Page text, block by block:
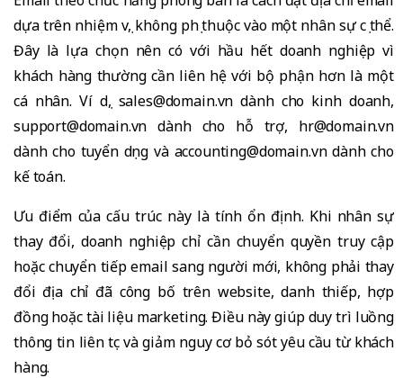
dựa trên nhiệm vụ, không phụ thuộc vào một nhân sự cụ thể.
Đây là lựa chọn nên có với hầu hết doanh nghiệp vì
khách hàng thường cần liên hệ với bộ phận hơn là một
cá nhân. Ví dụ, sales@domain.vn dành cho kinh doanh,
support@domain.vn dành cho hỗ trợ, hr@domain.vn
dành cho tuyển dụng và accounting@domain.vn dành cho
kế toán.
Ưu điểm của cấu trúc này là tính ổn định. Khi nhân sự
thay đổi, doanh nghiệp chỉ cần chuyển quyền truy cập
hoặc chuyển tiếp email sang người mới, không phải thay
đổi địa chỉ đã công bố trên website, danh thiếp, hợp
đồng hoặc tài liệu marketing. Điều này giúp duy trì luồng
thông tin liên tục và giảm nguy cơ bỏ sót yêu cầu từ khách
hàng.